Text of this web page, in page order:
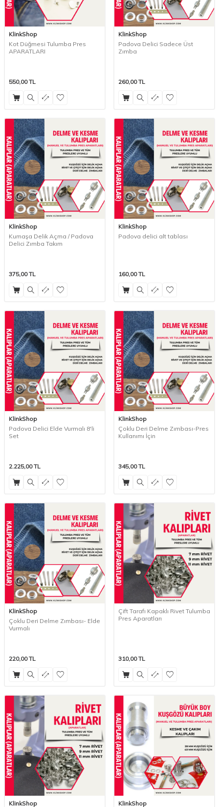
KlinkShop
Kot Düğmesi Tulumba Pres
APARATLARI
550,00TL
KlinkShop
Padova Delici Sadece Üst
Zımba
260,00TL
KlinkShop
Kumaşa Delik Açma / Padova
Delici Zımba Takım
375,00TL
KlinkShop
Padova delici alt tablası
160,00TL
KlinkShop
Padova Delici Elde Vurmalı 8'li
Set
2.225,00TL
KlinkShop
Çoklu Deri Delme Zımbası-Pres
Kullanımı İçin
345,00TL
KlinkShop
Çoklu Deri Delme Zımbası- Elde
Vurmalı
220,00TL
Çift Tarafı Kapaklı Rivet Tulumba
Pres Aparatları
310,00TL
KlinkShop KlinkShop